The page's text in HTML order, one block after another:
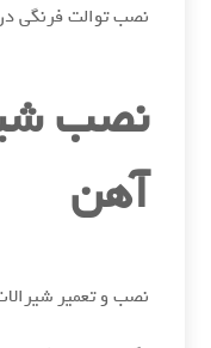
نصب توالت فرنگی
نصب
آهن
نصب و تعمیر